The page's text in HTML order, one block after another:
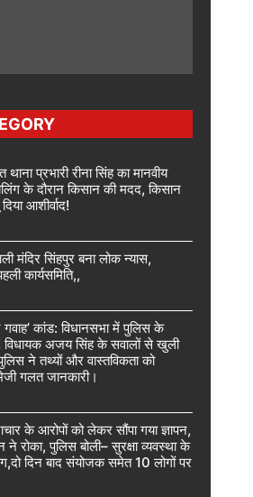
प्रभारी रीना सिंह का मानवीय
के दौरान किसान की मदद, किसान
आशीर्वाद!
मंदिर सिंहपुर बना लोक न्यास,
कार्यसमिति,,
कांड: विधानसभा में पुलिस के
अजय सिंह के सवालों से खुली
ने तथ्यों और वास्तविकता को
गलत जानकारी।
के आरोपों को लेकर सौंपा गया ज्ञापन,
रोका, पुलिस बोली– सुरक्षा व्यवस्था के
दिन बाद संयोजक समेत 10 लोगों पर